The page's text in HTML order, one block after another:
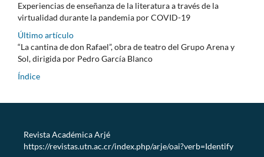
Experiencias de enseñanza de la literatura a través de la
virtualidad durante la pandemia por COVID-19
Último artículo
“La cantina de don Rafael”, obra de teatro del Grupo Arena y
Sol, dirigida por Pedro García Blanco
Índice
Revista Académica Arjé
https://revistas.utn.ac.cr/index.php/arje/oai?verb=Identify